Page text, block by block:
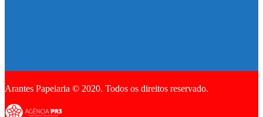
Arantes Papelaria © 2020. Todos os direitos reservado.